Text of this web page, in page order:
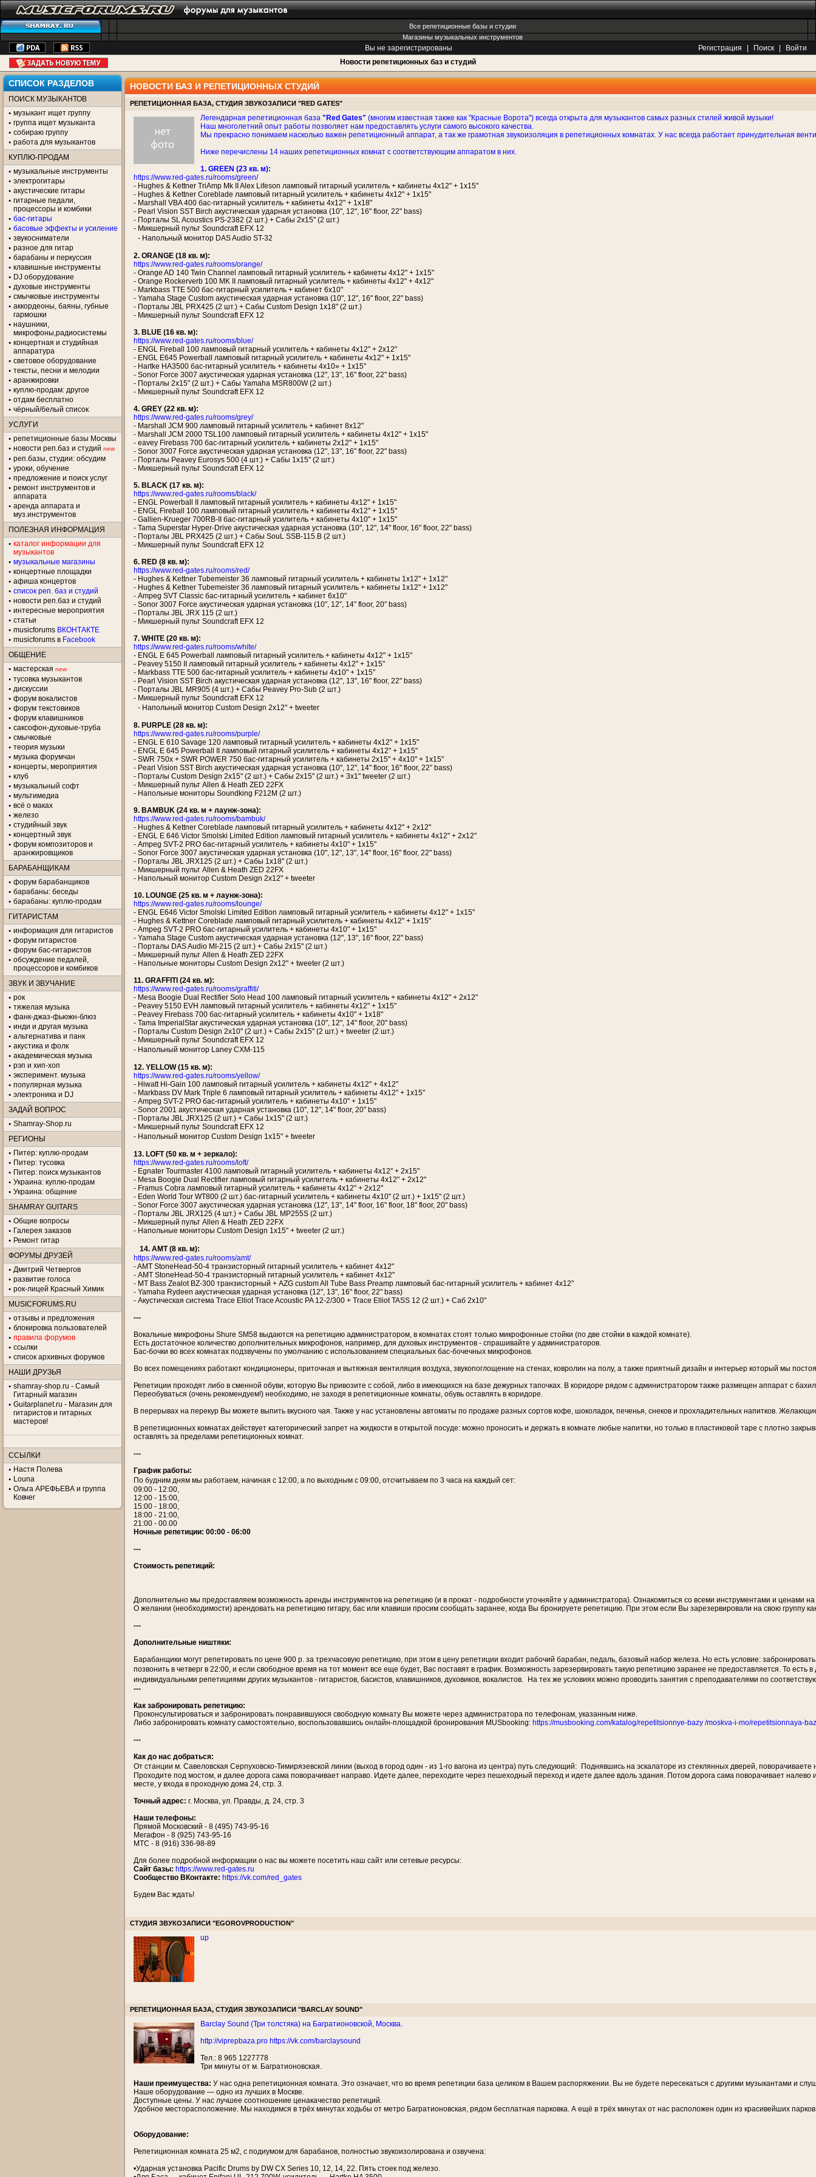
Все репетиционные базы и студии
Магазины музыкальных инструментов
Вы не зарегистрированы Регистрация Поиск
Войти
Новости репетиционных баз и студий
СПИСОК РАЗДЕЛОВ
ПОИСК МУЗЫКАНТОВ
музыкант ищет группу
группа ищет музыканта
собираю группу
работа для музыкантов
КУПЛЮ-ПРОДАМ
музыкальные инструменты
электрогитары
акустические гитары
гитарные педали,
процессоры и комбики
бас-гитары
басовые эффекты и усиление
звукосниматели
разное для гитар
барабаны и перкуссия
клавишные инструменты
DJ оборудование
духовые инструменты
смычковые инструменты
аккордеоны, баяны, губные
гармошки
наушники,
микрофоны,радиосистемы
концертная и студийная
аппаратура
световое оборудование
тексты, песни и мелодии
аранжировки
куплю-продам: другое
отдам бесплатно
чёрный/белый список
УСЛУГИ
репетиционные базы Москвы
новости реп.баз и студий new
реп.базы, студии: обсудим
уроки, обучение
предложение и поиск услуг
ремонт инструментов и
аппарата
аренда аппарата и
муз.инструментов
ПОЛЕЗНАЯ ИНФОРМАЦИЯ
каталог информации для
музыкантов
музыкальные магазины
концертные площадки
aфиша концертов
список реп. баз и студий
новости реп.баз и студий
интересные мероприятия
статьи
musicforums ВКОНТАКТЕ
musicforums в Facebook
ОБЩЕНИЕ
мастерская new
тусовка музыкантов
дискуссии
форум вокалистов
форум текстовиков
форум клавишников
саксофон-духовые-труба
смычковые
теория музыки
музыка форумчан
концерты, мероприятия
клуб
музыкальный софт
мультимедиа
всё о маках
железо
студийный звук
концертный звук
форум композиторов и
аранжировщиков
БАРАБАНЩИКАМ
форум барабанщиков
барабаны: беседы
барабаны: куплю-продам
ГИТАРИСТАМ
информация для гитаристов
форум гитаристов
форум бас-гитаристов
обсуждение педалей,
процессоров и комбиков
ЗВУК И ЗВУЧАНИЕ
рок
тяжелая музыка
фанк-джаз-фьюжн-блюз
инди и другая музыка
альтернатива и панк
акустика и фолк
академическая музыка
рэп и хип-хоп
эксперимент. музыка
популярная музыка
электроника и DJ
ЗАДАЙ ВОПРОС
Shamray-Shop.ru
РЕГИОНЫ
Питер: куплю-продам
Питер: тусовка
Питер: поиск музыкантов
Украина: куплю-продам
Украина: общение
SHAMRAY GUITARS
Общие вопросы
Галерея заказов
Ремонт гитар
ФОРУМЫ ДРУЗЕЙ
Дмитрий Четвергов
развитие голоса
рок-лицей Красный Химик
MUSICFORUMS.RU
отзывы и предложения
блокировка пользователей
правила форумов
ссылки
список архивных форумов
НАШИ ДРУЗЬЯ
shamray-shop.ru - Самый
Гитарный магазин
Guitarplanet.ru - Магазин для
гитаристов и гитарных
мастеров!
ССЫЛКИ
Настя Полева
Louna
Ольга АРЕФЬЕВА и группа
Ковчег
НОВОСТИ БАЗ И РЕПЕТИЦИОННЫХ СТУДИЙ
РЕПЕТИЦИОННАЯ БАЗА, СТУДИЯ ЗВУКОЗАПИСИ "RED GATES"
Легендарная репетиционная база "Red Gates" (многим известная также как "Красные Ворота") всегда открыта для музыкантов самых разных стилей живой музыки!
Наш многолетний опыт работы позволяет нам предоставлять услуги самого высокого качества.
Мы прекрасно понимаем насколько важен репетиционный аппарат, а так же грамотная звукоизоляция в репетиционных комнатах. У нас всегда работает принудительная
Ниже перечислены 14 наших репетиционных комнат с соответствующим аппаратом в них.
1. GREEN (23 кв. м):
https://www.red-gates.ru/rooms/green/
- Hughes & Kettner TriAmp Mk II Alex Lifeson ламповый гитарный усилитель + кабинеты 4х12" + 1х15"
- Hughes & Kettner Coreblade ламповый гитарный усилитель + кабинеты 4х12" + 1х15"
- Marshall VBA 400 бас-гитарный усилитель + кабинеты 4х12" + 1х18"
- Pearl Vision SST Birch акустическая ударная установка (10", 12", 16" floor, 22" bass)
- Порталы SL Acoustics PS-2382 (2 шт.) + Сабы 2x15" (2 шт.)
- Микшерный пульт Soundcraft EFX 12
- Напольный монитор DAS Audio ST-32
2. ORANGE (18 кв. м):
https://www.red-gates.ru/rooms/orange/
- Orange AD 140 Twin Channel ламповый гитарный усилитель + кабинеты 4х12" + 1х15"
- Orange Rockerverb 100 MK II ламповый гитарный усилитель + кабинеты 4х12" + 4х12"
- Markbass TTE 500 бас-гитарный усилитель + кабинет 6x10"
- Yamaha Stage Custom акустическая ударная установка (10", 12", 16" floor, 22" bass)
- Порталы JBL PRX425 (2 шт.) + Сабы Custom Design 1x18" (2 шт.)
- Микшерный пульт Soundcraft EFX 12
3. BLUE (16 кв. м):
https://www.red-gates.ru/rooms/blue/
- ENGL Fireball 100 ламповый гитарный усилитель + кабинеты 4х12" + 2х12"
- ENGL E645 Powerball ламповый гитарный усилитель + кабинеты 4х12" + 1х15"
- Hartke HA3500 бас-гитарный усилитель + кабинеты 4х10» + 1х15"
- Sonor Force 3007 акустическая ударная установка (12", 13", 16" floor, 22" bass)
- Порталы 2х15" (2 шт.) + Сабы Yamaha MSR800W (2 шт.)
- Микшерный пульт Soundcraft EFX 12
4. GREY (22 кв. м):
https://www.red-gates.ru/rooms/grey/
- Marshall JCM 900 ламповый гитарный усилитель + кабинет 8х12"
- Marshall JCM 2000 TSL100 ламповый гитарный усилитель + кабинеты 4х12" + 1х15"
- eavey Firebass 700 бас-гитарный усилитель + кабинеты 2х12" + 1х15"
- Sonor 3007 Force акустическая ударная установка (12", 13", 16" floor, 22" bass)
- Порталы Peavey Eurosys 500 (4 шт.) + Сабы 1x15" (2 шт.)
- Микшерный пульт Soundcraft EFX 12
5. BLACK (17 кв. м):
https://www.red-gates.ru/rooms/black/
- ENGL Powerball II ламповый гитарный усилитель + кабинеты 4х12" + 1х15"
- ENGL Fireball 100 ламповый гитарный усилитель + кабинеты 4х12" + 1х15"
- Gallien-Krueger 700RB-II бас-гитарный усилитель + кабинеты 4х10" + 1х15"
- Tama Superstar Hyper-Drive акустическая ударная установка (10", 12", 14" floor, 16" floor, 22" bass)
- Порталы JBL PRX425 (2 шт.) + Сабы SouL SSB-115.B (2 шт.)
- Микшерный пульт Soundcraft EFX 12
6. RED (8 кв. м):
https://www.red-gates.ru/rooms/red/
- Hughes & Kettner Tubemeister 36 ламповый гитарный усилитель + кабинеты 1х12" + 1х12"
- Hughes & Kettner Tubemeister 36 ламповый гитарный усилитель + кабинеты 1х12" + 1х12"
- Ampeg SVT Classic бас-гитарный усилитель + кабинет 6х10"
- Sonor 3007 Force акустическая ударная установка (10″, 12″, 14″ floor, 20″ bass)
- Порталы JBL JRX 115 (2 шт.)
- Микшерный пульт Soundcraft EFX 12
7. WHITE (20 кв. м):
https://www.red-gates.ru/rooms/white/
- ENGL E 645 Powerball ламповый гитарный усилитель + кабинеты 4х12" + 1х15"
- Peavey 5150 II ламповый гитарный усилитель + кабинеты 4х12" + 1х15"
- Markbass TTE 500 бас-гитарный усилитель + кабинеты 4х10" + 1х15"
- Pearl Vision SST Birch акустическая ударная установка (12", 13", 16" floor, 22" bass)
- Порталы JBL MR905 (4 шт.) + Сабы Peavey Pro-Sub (2 шт.)
- Микшерный пульт Soundcraft EFX 12
- Напольный монитор Custom Design 2x12" + tweeter
8. PURPLE (28 кв. м):
https://www.red-gates.ru/rooms/purple/
- ENGL E 610 Savage 120 ламповый гитарный усилитель + кабинеты 4х12" + 1х15"
- ENGL E 645 Powerball II ламповый гитарный усилитель + кабинеты 4х12" + 1х15"
- SWR 750x + SWR POWER 750 бас-гитарный усилитель + кабинеты 2х15" + 4х10" + 1х15"
- Pearl Vision SST Birch акустическая ударная установка (10", 12", 14" floor, 16" floor, 22” bass)
- Порталы Custom Design 2x15" (2 шт.) + Сабы 2x15" (2 шт.) + 3x1" tweeter (2 шт.)
- Микшерный пульт Allen & Heath ZED 22FX
- Напольные мониторы Soundking F212M (2 шт.)
9. BAMBUK (24 кв. м + лаунж-зона):
https://www.red-gates.ru/rooms/bambuk/
- Hughes & Kettner Coreblade ламповый гитарный усилитель + кабинеты 4х12" + 2х12"
- ENGL E 646 Victor Smolski Limited Edition ламповый гитарный усилитель + кабинеты 4х12" + 2х12"
- Ampeg SVT-2 PRO бас-гитарный усилитель + кабинеты 4х10" + 1х15"
- Sonor Force 3007 акустическая ударная установка (10", 12", 13", 14" floor, 16" floor, 22" bass)
- Порталы JBL JRX125 (2 шт.) + Сабы 1x18" (2 шт.)
- Микшерный пульт Allen & Heath ZED 22FX
- Напольный монитор Custom Design 2x12" + tweeter
10. LOUNGE (25 кв. м + лаунж-зона):
https://www.red-gates.ru/rooms/lounge/
- ENGL E646 Victor Smolski Limited Edition ламповый гитарный усилитель + кабинеты 4х12" + 1х15"
- Hughes & Kettner Coreblade ламповый гитарный усилитель + кабинеты 4х12" + 1х15"
- Ampeg SVT-2 PRO бас-гитарный усилитель + кабинеты 4х10" + 1х15"
- Yamaha Stage Custom акустическая ударная установка (12", 13", 16" floor, 22" bass)
- Порталы DAS Audio MI-215 (2 шт.) + Сабы 2x15" (2 шт.)
- Микшерный пульт Allen & Heath ZED 22FX
- Напольные мониторы Custom Design 2x12" + tweeter (2 шт.)
11. GRAFFITI (24 кв. м):
https://www.red-gates.ru/rooms/graffiti/
- Mesa Boogie Dual Rectifier Solo Head 100 ламповый гитарный усилитель + кабинеты 4х12" + 2х12"
- Peavey 5150 EVH ламповый гитарный усилитель + кабинеты 4х12" + 1х15"
- Peavey Firebass 700 бас-гитарный усилитель + кабинеты 4х10" + 1х18"
- Tama ImperialStar акустическая ударная установка (10", 12", 14" floor, 20" bass)
- Порталы Custom Design 2x10" (2 шт.) + Сабы 2x15" (2 шт.) + tweeter (2 шт.)
- Микшерный пульт Soundcraft EFX 12
- Напольный монитор Laney CXM-115
12. YELLOW (15 кв. м):
https://www.red-gates.ru/rooms/yellow/
- Hiwatt Hi-Gain 100 ламповый гитарный усилитель + кабинеты 4х12" + 4х12"
- Markbass DV Mark Triple 6 ламповый гитарный усилитель + кабинеты 4х12" + 1х15"
- Ampeg SVT-2 PRO бас-гитарный усилитель + кабинеты 4х10" + 1х15"
- Sonor 2001 акустическая ударная установка (10", 12", 14" floor, 20" bass)
- Порталы JBL JRX125 (2 шт.) + Сабы 1x15" (2 шт.)
- Микшерный пульт Soundcraft EFX 12
- Напольный монитор Custom Design 1x15" + tweeter
13. LOFT (50 кв. м + зеркало):
https://www.red-gates.ru/rooms/loft/
- Egnater Tourmaster 4100 ламповый гитарный усилитель + кабинеты 4х12" + 2х15"
- Mesa Boogie Dual Rectifier ламповый гитарный усилитель + кабинеты 4х12" + 2х12"
- Framus Cobra ламповый гитарный усилитель + кабинеты 4х12" + 2х12"
- Eden World Tour WT800 (2 шт.) бас-гитарный усилитель + кабинеты 4х10" (2 шт.) + 1х15" (2 шт.)
- Sonor Force 3007 акустическая ударная установка (12", 13", 14" floor, 16" floor, 18" floor, 20" bass)
- Порталы JBL JRX125 (4 шт.) + Сабы JBL MP255S (2 шт.)
- Микшерный пульт Allen & Heath ZED 22FX
- Напольные мониторы Custom Design 1x15" + tweeter (2 шт.)
14. AMT (8 кв. м):
https://www.red-gates.ru/rooms/amt/
- AMT StoneHead-50-4 транзисторный гитарный усилитель + кабинет 4х12"
- AMT StoneHead-50-4 транзисторный гитарный усилитель + кабинет 4х12"
- MT Bass Zealot BZ-300 транзисторный + AZG custom All Tube Bass Preamp ламповый бас-гитарный усилитель + кабинет 4х12"
- Yamaha Rydeen акустическая ударная установка (12", 13", 16" floor, 22" bass)
- Акустическая система Trace Elliot Trace Acoustic PA 12-2/300 + Trace Elliot TASS 12 (2 шт.) + Саб 2x10"
---
Вокальные микрофоны Shure SM58 выдаются на репетицию администратором, в комнатах стоят только микрофонные стойки (по две стойки в каждой комнате).
Есть достаточное количество дополнительных микрофонов, например, для духовых инструментов - спрашивайте у администраторов.
Бас-бочки во всех комнатах подзвучены по умолчанию с использованием специальных бас-бочечных микрофонов.
Во всех помещениях работают кондиционеры, приточная и вытяжная вентиляция воздуха, звукопоглощение на стенах, ковролин на полу, а также приятный дизайн и интерьер который мы
Репетиции проходят либо в сменной обуви, которую Вы привозите с собой, либо в имеющихся на базе дежурных тапочках. В коридоре рядом с администратором также размещен аппарат с
Переобуваться (очень рекомендуем!) необходимо, не заходя в репетиционные комнаты, обувь оставлять в коридоре.
В перерывах на перекур Вы можете выпить вкусного чая. Также у нас установлены автоматы по продаже разных сортов кофе, шоколадок, печенья, снеков и прохладительных напитков.
В репетиционных комнатах действует категорический запрет на жидкости в открытой посуде: можно проносить и держать в комнате любые напитки, но только в пластиковой таре с плотно
оставлять за пределами репетиционных комнат.
---
График работы:
По будним дням мы работаем, начиная с 12:00, а по выходным с 09:00, отсчитываем по 3 часа на каждый сет:
09:00 - 12:00,
12:00 - 15:00,
15:00 - 18:00,
18:00 - 21:00,
21:00 - 00.00
Ночные репетиции: 00:00 - 06:00
---
Стоимость репетиций:
Дополнительно мы предоставляем возможность аренды инструментов на репетицию (и в прокат - подробности уточняйте у администратора). Ознакомиться со всеми инструментами и ценами
О желании (необходимости) арендовать на репетицию гитару, бас или клавиши просим сообщать заранее, когда Вы бронируете репетицию. При этом если Вы зарезервировали на свою группу
---
Дополнительные ништяки:
Барабанщики могут репетировать по цене 900 р. за трехчасовую репетицию, при этом в цену репетиции входит рабочий барабан, педаль, базовый набор железа. Но есть условие:
позвонить в четверг в 22:00, и если свободное время на тот момент все еще будет, Вас поставят в график. Возможность зарезервировать такую репетицию заранее не предоставляется. То
индивидуальными репетициями других музыкантов - гитаристов, басистов, клавишников, духовиков, вокалистов. На тех же условиях можно проводить занятия с преподавателями по
---
Как забронировать репетицию:
Проконсультироваться и забронировать понравившуюся свободную комнату Вы можете через администратора по телефонам, указанным ниже.
Либо забронировать комнату самостоятельно, воспользовавшись онлайн-площадкой бронирования MUSbooking: https://musbooking.com/katalog/repetitsionnye-bazy /moskva-i-mo/repetitsionnaya-
---
Как до нас добраться:
От станции м. Савеловская Серпуховско-Тимирязевской линии (выход в город один - из 1-го вагона из центра) путь следующий: Поднявшись на эскалаторе из стеклянных дверей,
Проходите под мостом, и далее дорога сама поворачивает направо. Идете далее, переходите через пешеходный переход и идете далее вдоль здания. Потом дорога сама поворачивает
месте, у входа в проходную дома 24, стр. 3.
Точный адрес: г. Москва, ул. Правды, д. 24, стр. 3
Наши телефоны:
Прямой Московский - 8 (495) 743-95-16
Мегафон - 8 (925) 743-95-16
МТС - 8 (916) 336-98-89
Для более подробной информации о нас вы можете посетить наш сайт или сетевые ресурсы:
Сайт базы: https://www.red-gates.ru
Сообщество ВКонтакте: https://vk.com/red_gates
Будем Вас ждать!
СТУДИЯ ЗВУКОЗАПИСИ "EGOROVPRODUCTION"
up
РЕПЕТИЦИОННАЯ БАЗА, СТУДИЯ ЗВУКОЗАПИСИ "BARCLAY SOUND"
Barclay Sound (Три толстяка) на Багратионовской, Москва.
http://viprepbaza.pro https://vk.com/barclaysound
Тел.: 8 965 1227778
Три минуты от м. Багратионовская.
Наши преимущества: У нас одна репетиционная комната. Это означает, что во время репетиции база целиком в Вашем распоряжении. Вы не будете пересекаться с другими музыкантами и
Наше оборудование — одно из лучших в Москве.
Доступные цены. У нас лучшее соотношение ценакачество репетиций.
Удобное месторасположение. Мы находимся в трёх минутах ходьбы от метро Багратионовская, рядом бесплатная парковка. А ещё в трёх минутах от нас расположен один из красивейших
Оборудование:
Репетиционная комната 25 м2, с подиумом для барабанов, полностью звукоизолирована и озвучена:
•Ударная установка Pacific Drums by DW CX Series 10, 12, 14, 22. Пять стоек под железо.